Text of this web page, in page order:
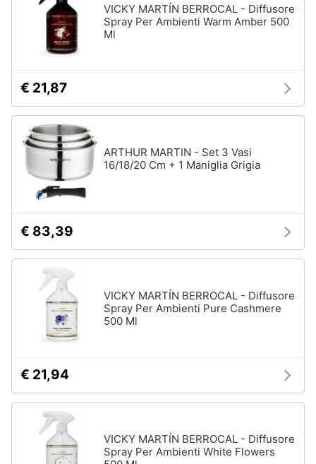
VICKY MARTÍN BERROCAL - Diffusore
Spray Per Ambienti Warm Amber 500
Ml
€ 21,87
ARTHUR MARTIN - Set 3 Vasi
16/18/20 Cm + 1 Maniglia Grigia
€ 83,39
VICKY MARTÍN BERROCAL - Diffusore
Spray Per Ambienti Pure Cashmere
500 Ml
€ 21,94
VICKY MARTÍN BERROCAL - Diffusore
Spray Per Ambienti White Flowers